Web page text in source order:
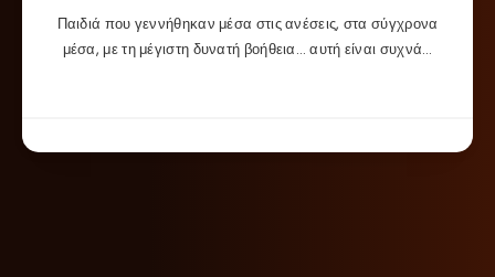
Παιδιά που γεννήθηκαν μέσα στις ανέσεις, στα σύγχρονα
μέσα, με τη μέγιστη δυνατή βοήθεια… αυτή είναι συχνά…